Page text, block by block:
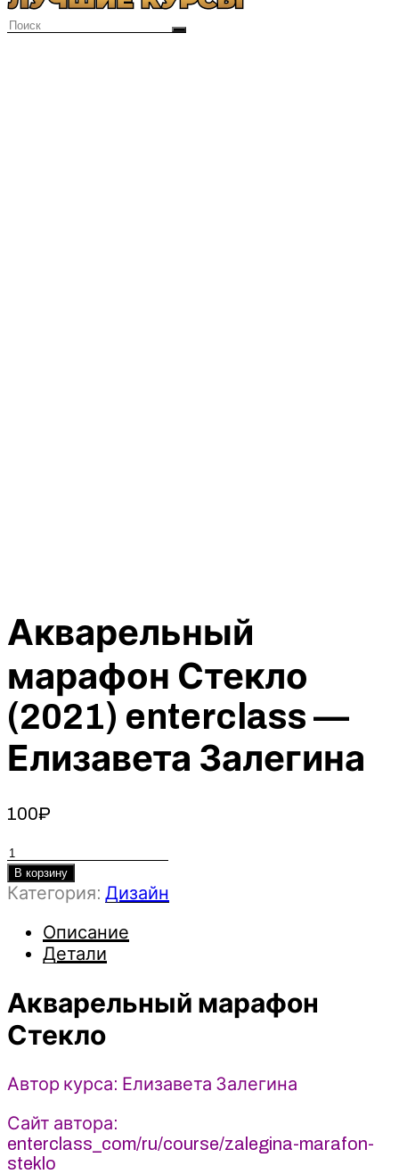
Акварельный
марафон Стекло
(2021) enterclass —
Елизавета Залегина
100₽
Количество
товара
Акварельный
Стекло
(2021)
-
Елизавета
Залегина
В корзину
Категория: Дизайн
Описание
Детали
Акварельный марафон
Стекло
Автор курса: Елизавета Залегина
Сайт автора:
enterclass_com/ru/course/zalegina-marafon-
steklo